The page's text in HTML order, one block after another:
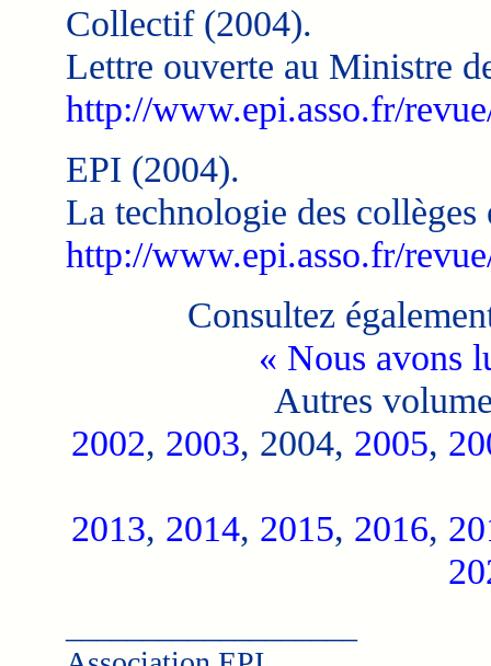
Collectif (2004).
Lettre ouverte au Ministre
http://www.epi.asso.fr/
EPI (2004).
La technologie des
http://www.epi.asso.fr/
Consultez
« Nous avons
Autres
2002, 2003, 2004, 2005,
2013, 2014, 2015, 2016,